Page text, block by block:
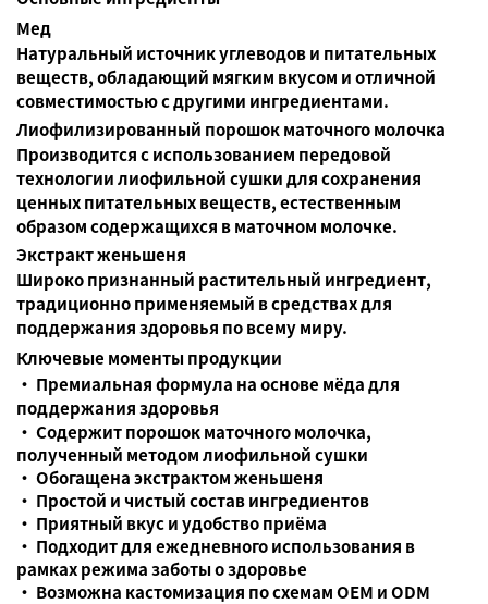
Мед
Натуральный источник углеводов и питательных
веществ, обладающий мягким вкусом и отличной
совместимостью с другими ингредиентами.
Лиофилизированный порошок маточного молочка
Производится с использованием передовой
технологии лиофильной сушки для сохранения
ценных питательных веществ, естественным
образом содержащихся в маточном молочке.
Экстракт женьшеня
Широко признанный растительный ингредиент,
традиционно применяемый в средствах для
поддержания здоровья по всему миру.
Ключевые моменты продукции
• Премиальная формула на основе мёда для
поддержания здоровья
• Содержит порошок маточного молочка,
полученный методом лиофильной сушки
• Обогащена экстрактом женьшеня
• Простой и чистый состав ингредиентов
• Приятный вкус и удобство приёма
• Подходит для ежедневного использования в
рамках режима заботы о здоровье
• Возможна кастомизация по схемам OEM и ODM